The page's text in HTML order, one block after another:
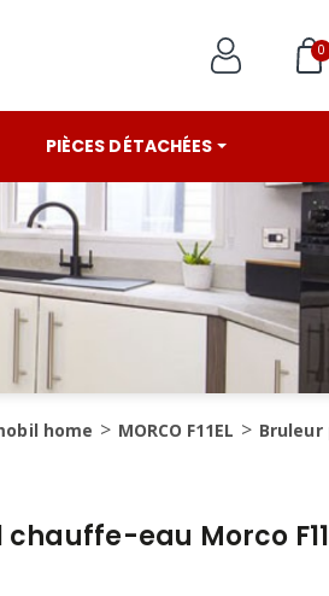
0
PIÈCES DÉTACHÉES
home MORCO F11EL
Bruleur
eau Morco